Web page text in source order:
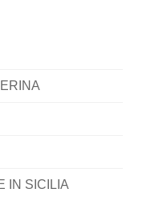
IN SICILIA